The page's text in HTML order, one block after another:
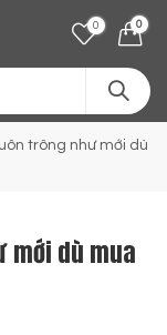
0 0
trông như mới dù
mới dù mua